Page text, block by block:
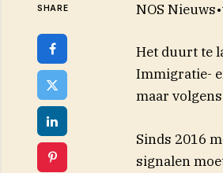
SHARE NOS Nieuws•
Het duurt te
Immigratie-
maar
Sinds 2016
signalen